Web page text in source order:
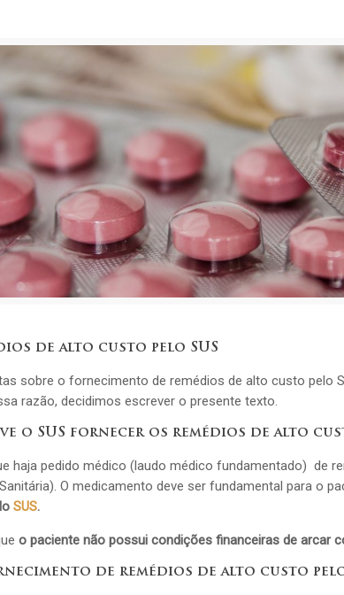
de alto custo pelo SUS
sobre o fornecimento de remédios de alto custo pelo
razão, decidimos escrever o presente texto.
o SUS fornecer os remédios de alto
haja pedido médico (laudo médico fundamentado) de
O medicamento deve ser fundamental para o
SUS.
o paciente não possui condições financeiras de arcar
de remédios de alto custo pelo